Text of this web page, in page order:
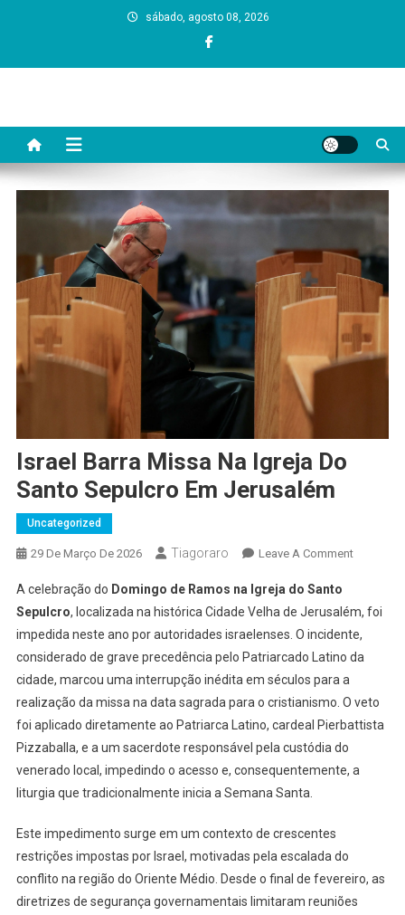
sábado, agosto 08, 2026
Israel Barra Missa Na Igreja Do
Santo Sepulcro Em Jerusalém
Uncategorized
29 De Março De 2026 Tiagoraro Leave A CommentOn
Missa
Na
Igreja
Santo
Sepulcro
A celebração do Domingo de Ramos na Igreja do Santo
Sepulcro, localizada na histórica Cidade Velha de Jerusalém, foi
impedida neste ano por autoridades israelenses. O incidente,
considerado de grave precedência pelo Patriarcado Latino da
cidade, marcou uma interrupção inédita em séculos para a
realização da missa na data sagrada para o cristianismo. O veto
foi aplicado diretamente ao Patriarca Latino, cardeal Pierbattista
Pizzaballa, e a um sacerdote responsável pela custódia do
venerado local, impedindo o acesso e, consequentemente, a
liturgia que tradicionalmente inicia a Semana Santa.
Este impedimento surge em um contexto de crescentes
restrições impostas por Israel, motivadas pela escalada do
conflito na região do Oriente Médio. Desde o final de fevereiro, as
diretrizes de segurança governamentais limitaram reuniões